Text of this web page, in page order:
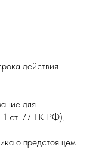
действия
для
1 ст. 77 ТК РФ).
о предстоящем